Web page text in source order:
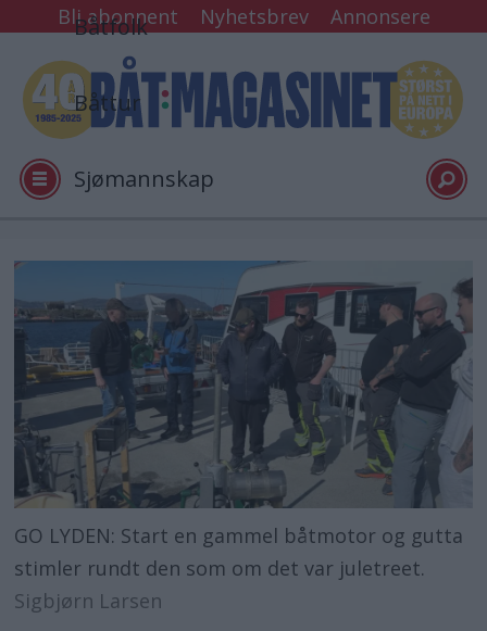
Bli abonnent Nyhetsbrev Annonsere
Båtfolk
Båttur
Sjømannskap
Tester
Arkiv
Video
Logg inn
GO LYDEN: Start en gammel båtmotor og gutta
stimler rundt den som om det var juletreet.
Sigbjørn Larsen